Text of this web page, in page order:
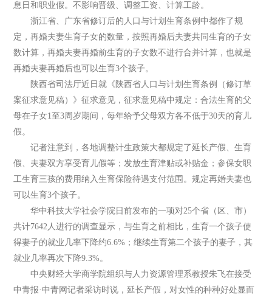
息日和职业假。不影响晋级、调整工资、计算工龄。
浙江省、广东省修订后的人口与计划生育条例中都作了规
定，再婚夫妻生育子女的数量，按照再婚后夫妻共同生育的子女
数计算，再婚夫妻再婚前生育的子女数不进行合并计算，也就是
再婚夫妻再婚后也可以生育3个孩子。
陕西省司法厅近日就《陕西省人口与计划生育条例（修订草
案征求意见稿）》征求意见，征求意见稿中规定：合法生育的父
母在子女1至3周岁期间，每年给予父母双方各不低于30天的育儿
假。
记者注意到，各地调整计生政策大都规定了延长产假、生育
假、夫妻双方享受育儿假等；发放生育津贴或补贴金；参保女职
工生育三孩的费用纳入生育保险待遇支付范围。规定再婚夫妻也
可以生育3个孩子。
华中科技大学社会学院日前发布的一项对25个省（区、市）
共计7642人进行的调查显示，与生育之前相比，生育一个孩子使
得妻子的就业几率下降约6.6%；继续生育第二个孩子的妻子，其
就业几率再次下降9.3%。
中央财经大学商学院组织与人力资源管理系教授朱飞在接受
中青报·中青网记者采访时说，延长产假，对女性的种种好处显而